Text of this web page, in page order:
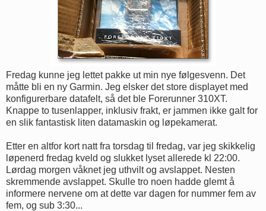
Fredag kunne jeg lettet pakke ut min nye følgesvenn. Det
måtte bli en ny Garmin. Jeg elsker det store displayet med
konfigurerbare datafelt, så det ble Forerunner 310XT.
Knappe to tusenlapper, inklusiv frakt, er jammen ikke galt for
en slik fantastisk liten datamaskin og løpekamerat.
Etter en altfor kort natt fra torsdag til fredag, var jeg skikkelig
løpenerd fredag kveld og slukket lyset allerede kl 22:00.
Lørdag morgen våknet jeg uthvilt og avslappet. Nesten
skremmende avslappet. Skulle tro noen hadde glemt å
informere nervene om at dette var dagen for nummer fem av
fem, og sub 3:30...